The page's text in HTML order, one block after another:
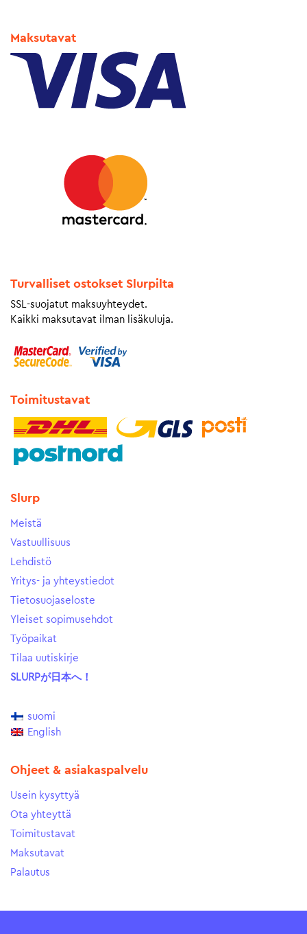
Maksutavat
Turvalliset ostokset Slurpilta
SSL-suojatut maksuyhteydet.
Kaikki maksutavat ilman lisäkuluja.
Toimitustavat
Slurp
Meistä
Vastuullisuus
Lehdistö
Yritys- ja yhteystiedot
Tietosuojaseloste
Yleiset sopimusehdot
Työpaikat
Tilaa uutiskirje
SLURPが日本へ！
suomi
English
Ohjeet & asiakaspalvelu
Usein kysyttyä
Ota yhteyttä
Toimitustavat
Maksutavat
Palautus